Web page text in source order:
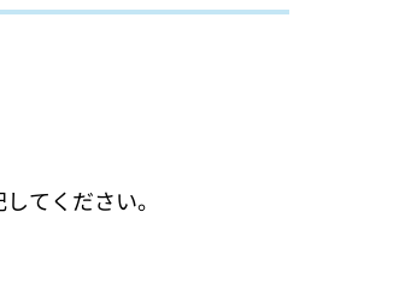
てください。